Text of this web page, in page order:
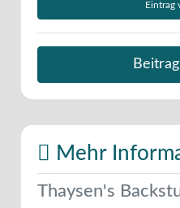
Eintrag
Mehr
Thaysen's